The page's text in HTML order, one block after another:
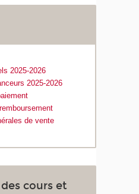
2025-2026
2025-2026
de vente
cours et